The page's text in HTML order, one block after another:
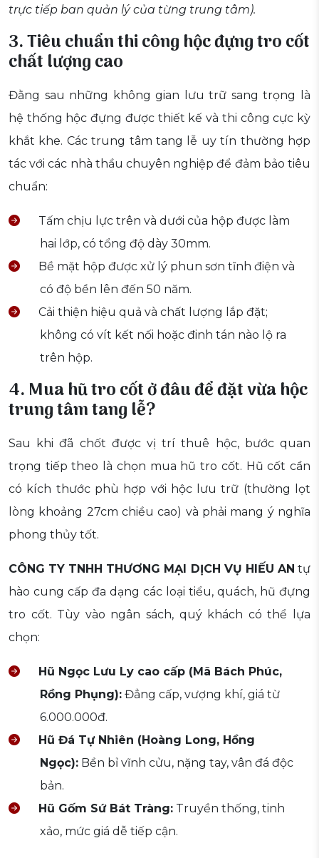
trực tiếp ban quản lý của từng trung tâm).
3. Tiêu chuẩn thi công hộc đựng tro cốt
chất lượng cao
Đằng sau những không gian lưu trữ sang trọng là
hệ thống hộc đựng được thiết kế và thi công cực kỳ
khắt khe. Các trung tâm tang lễ uy tín thường hợp
tác với các nhà thầu chuyên nghiệp để đảm bảo tiêu
chuẩn:
Tấm chịu lực trên và dưới của hộp được làm
hai lớp, có tổng độ dày 30mm.
Bề mặt hộp được xử lý phun sơn tĩnh điện và
có độ bền lên đến 50 năm.
Cải thiện hiệu quả và chất lượng lắp đặt;
không có vít kết nối hoặc đinh tán nào lộ ra
trên hộp.
4. Mua hũ tro cốt ở đâu để đặt vừa hộc
trung tâm tang lễ?
Sau khi đã chốt được vị trí thuê hộc, bước quan
trọng tiếp theo là chọn mua hũ tro cốt. Hũ cốt cần
có kích thước phù hợp với hộc lưu trữ (thường lọt
lòng khoảng 27cm chiều cao) và phải mang ý nghĩa
phong thủy tốt.
CÔNG TY TNHH THƯƠNG MẠI DỊCH VỤ HIẾU AN tự
hào cung cấp đa dạng các loại tiểu, quách, hũ đựng
tro cốt. Tùy vào ngân sách, quý khách có thể lựa
chọn:
Hũ Ngọc Lưu Ly cao cấp (Mã Bách Phúc,
Rồng Phụng): Đẳng cấp, vượng khí, giá từ
6.000.000đ.
Hũ Đá Tự Nhiên (Hoàng Long, Hồng
Ngọc): Bền bỉ vĩnh cửu, nặng tay, vân đá độc
bản.
Hũ Gốm Sứ Bát Tràng: Truyền thống, tinh
xảo, mức giá dễ tiếp cận.